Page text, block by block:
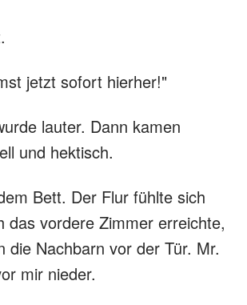
jetzt sofort hierher!"
lauter. Dann kamen
und hektisch.
Bett. Der Flur fühlte sich
das vordere Zimmer erreichte,
die Nachbarn vor der Tür. Mr.
mir nieder.